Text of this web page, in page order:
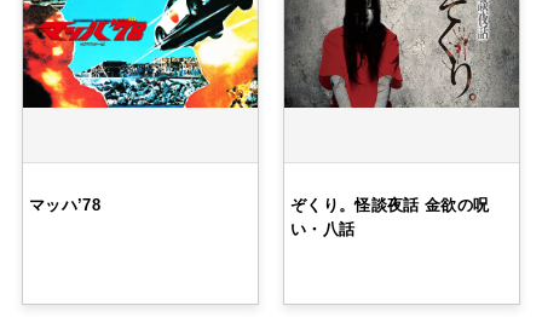
マッハ’78
ぞくり。怪談夜話 金欲の呪
い・八話